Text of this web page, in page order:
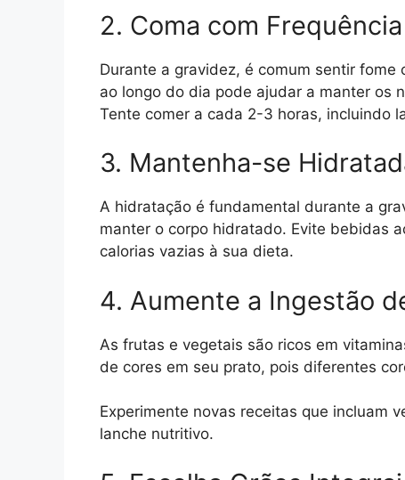
2. Coma com Frequência
Durante a gravidez, é comum sentir
ao longo do dia pode ajudar a manter os
Tente comer a cada 2-3 horas, incluindo
3. Mantenha-se
A hidratação é fundamental durante a
manter o corpo hidratado. Evite bebidas
calorias vazias à sua dieta.
4. Aumente a Ingestão
As frutas e vegetais são ricos em
de cores em seu prato, pois diferentes
Experimente novas receitas que incluam
lanche nutritivo.